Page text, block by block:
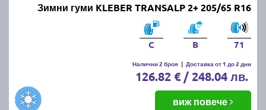
Зимни гуми KLEBER TRANSALP 2+ 205/65 R16
C B 71
Налични 2 броя | Доставка от 1 до 2 дни
126.82 € / 248.04 лв.
виж повече